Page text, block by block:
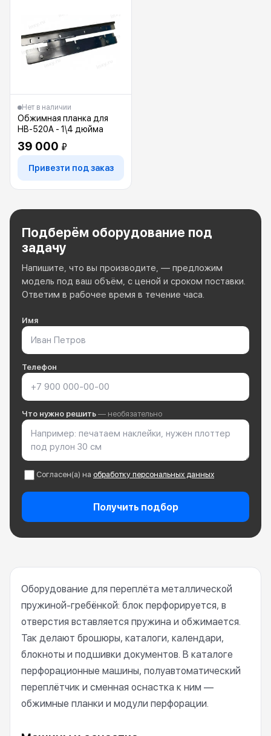
Нет в наличии
Обжимная планка для
HB-520A - 1\4 дюйма
39 000 ₽
Привезти под заказ
Подберём оборудование под
задачу
Напишите, что вы производите, — предложим
модель под ваш объём, с ценой и сроком поставки.
Ответим в рабочее время в течение часа.
Имя
Телефон
Что нужно решить — необязательно
Согласен(а) на обработку персональных данных
Получить подбор
Оборудование для переплёта металлической
пружиной-гребёнкой: блок перфорируется, в
отверстия вставляется пружина и обжимается.
Так делают брошюры, каталоги, календари,
блокноты и подшивки документов. В каталоге
перфорационные машины, полуавтоматический
переплётчик и сменная оснастка к ним —
обжимные планки и модули перфорации.